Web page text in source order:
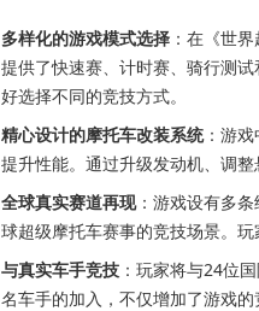
多样化的游戏模式选择 ：在《世
提供了快速赛、计时赛、骑行测
好选择不同的竞技方式。
精心设计的摩托车改装系统：游戏
提升性能。通过升级发动机、调
全球真实赛道再现：游戏设有多
球超级摩托车赛事的竞技场景。
与真实车手竞技 ：玩家将与24位
名车手的加入，不仅增加了游戏